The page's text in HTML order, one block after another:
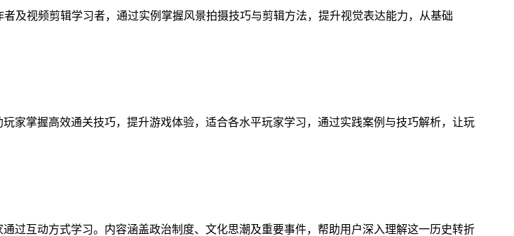
及视频剪辑学习者，通过实例掌握风景拍摄技巧与剪辑方法，提升视觉表达能力，从基础
家掌握高效通关技巧，提升游戏体验，适合各水平玩家学习，通过实践案例与技巧解析，让玩
过互动方式学习。内容涵盖政治制度、文化思潮及重要事件，帮助用户深入理解这一历史转折